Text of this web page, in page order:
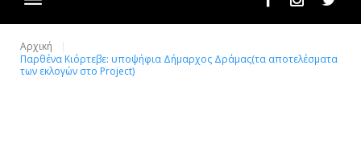
FacebookInstagram
Αρχική
Παρθένα Κιόρτεβε: υποψήφια Δήμαρχος Δράμας(τα αποτελέσματα
των εκλογών στο Project)